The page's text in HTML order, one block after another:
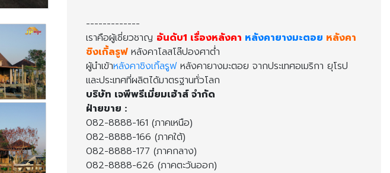
-------------
เราคือผู้เชี่ยวชาญ อันดับ1 เรื่องหลังคา หลังคายางมะตอ หลังคา
ซิงเกิ้ลรูฟหลังคาโลสโล๊ปองศาต่ำ
ผู้นำเข้าหลังคาชิงเกิ้ลรูฟ หลังคายางมะตอย จากประเทศอเมริกา ยุโรป
ละประเทศที่ผลิตได้มาตรฐานทั่วโลก
บริษัท เจพีพรีเมี่ยมเฮ้าส์ จำกัด
ฝ่ายขาย :
082-8888-161 (ภาคเหนือ)
082-8888-166 (ภาคใต้)
082-8888-177 (ภาคกลาง)
082-8888-626 (ภาคตะวันออก)